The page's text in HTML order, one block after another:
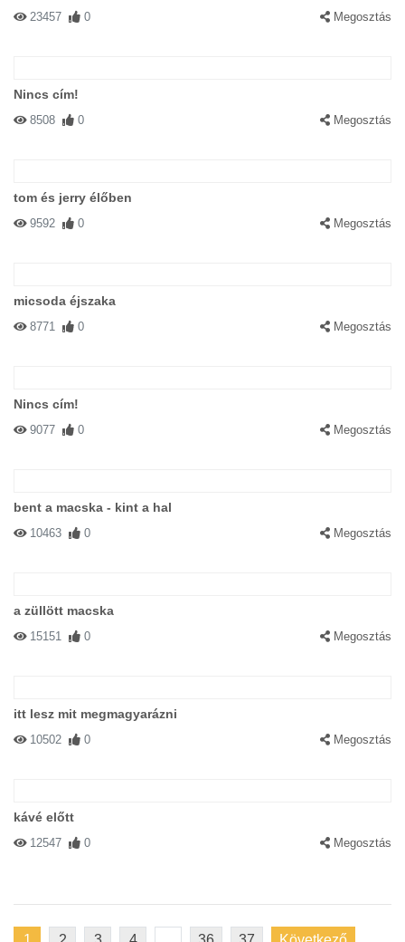
23457 0 Megosztás
Nincs cím!
8508 0 Megosztás
tom és jerry élőben
9592 0 Megosztás
micsoda éjszaka
8771 0 Megosztás
Nincs cím!
9077 0 Megosztás
bent a macska - kint a hal
10463 0 Megosztás
a züllött macska
15151 0 Megosztás
itt lesz mit megmagyarázni
10502 0 Megosztás
kávé előtt
12547 0 Megosztás